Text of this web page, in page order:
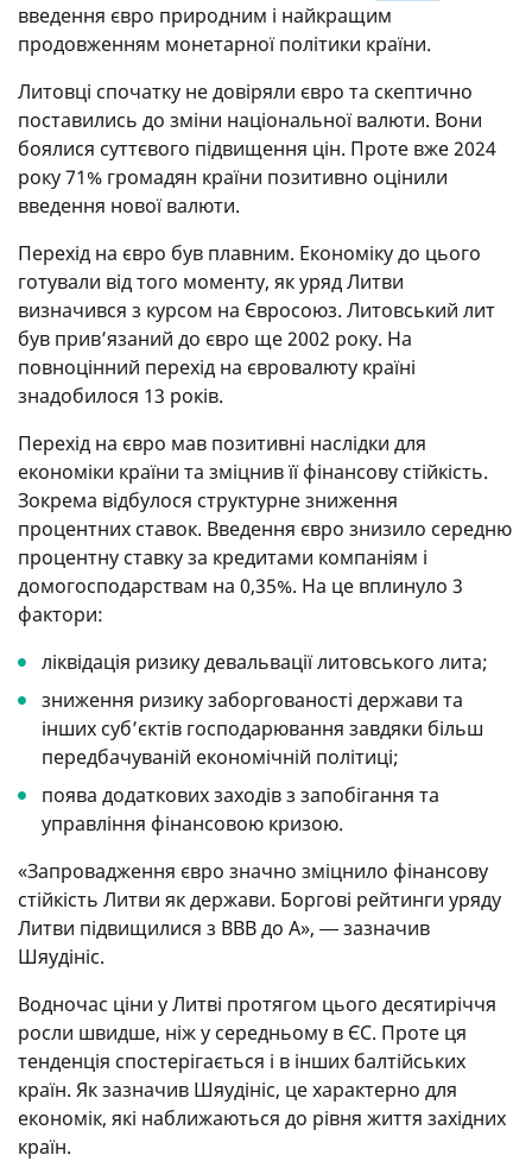
введення євро природним і найкращим
продовженням монетарної політики країни.
Литовці спочатку не довіряли євро та скептично
поставились до зміни національної валюти. Вони
боялися суттєвого підвищення цін. Проте вже 2024
року 71% громадян країни позитивно оцінили
введення нової валюти.
Перехід на євро був плавним. Економіку до цього
готували від того моменту, як уряд Литви
визначився з курсом на Євросоюз. Литовський лит
був прив’язаний до євро ще 2002 року. На
повноцінний перехід на євровалюту країні
знадобилося 13 років.
Перехід на євро мав позитивні наслідки для
економіки країни та зміцнив її фінансову стійкість.
Зокрема відбулося структурне зниження
процентних ставок. Введення євро знизило середню
процентну ставку за кредитами компаніям і
домогосподарствам на 0,35%. На це вплинуло 3
фактори:
ліквідація ризику девальвації литовського лита;
зниження ризику заборгованості держави та
інших суб’єктів господарювання завдяки більш
передбачуваній економічній політиці;
поява додаткових заходів з запобігання та
управління фінансовою кризою.
«Запровадження євро значно зміцнило фінансову
стійкість Литви як держави. Боргові рейтинги уряду
Литви підвищилися з BBB до A», ― зазначив
Шяудініс.
Водночас ціни у Литві протягом цього десятиріччя
росли швидше, ніж у середньому в ЄС. Проте ця
тенденція спостерігається і в інших балтійських
країн. Як зазначив Шяудініс, це характерно для
економік, які наближаються до рівня життя західних
країн.